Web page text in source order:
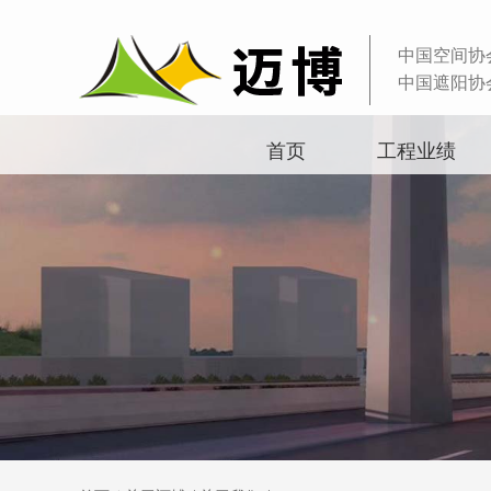
中国空间
中国遮阳
首页 工程业绩